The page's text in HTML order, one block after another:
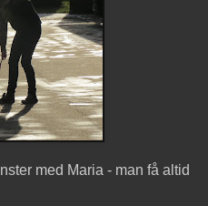
med Maria - man få altid